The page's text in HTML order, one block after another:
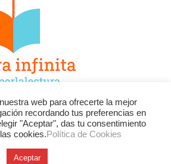
Instagram
Contacto
web para ofrecerte la mejor
recordando tus preferencias en
"Aceptar", das tu consentimiento
cookies.Política de Cookies
Aceptar